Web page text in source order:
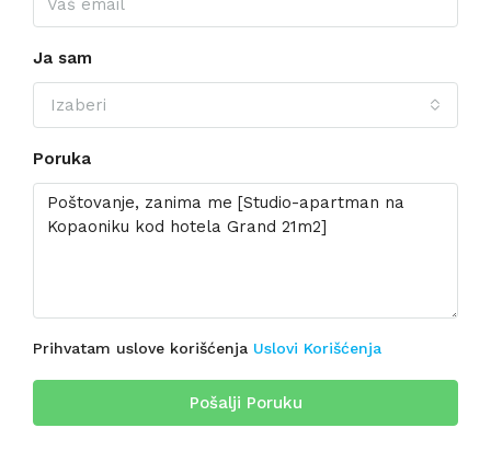
Ja sam
Izaberi
Poruka
Prihvatam uslove korišćenja Uslovi Korišćenja
Pošalji Poruku